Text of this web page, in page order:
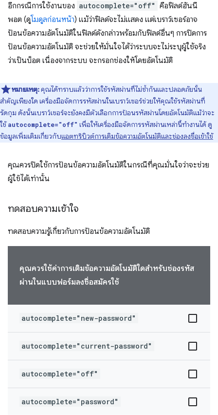
อีกกรณีการใช้งานของ autocomplete="off" คือฟิลด์ฮันนี
พอต (ดูโมดูลก่อนหน้า) แม้ว่าฟิลด์จะไม่แสดง แต่เบราว์เซอร์อาจ
ป้อนข้อความอัตโนมัติในฟิลด์ดังกล่าวพร้อมกับฟิลด์อื่นๆ การปิดการ
ป้อนข้อความอัตโนมัติ จะช่วยให้มั่นใจได้ว่าระบบจะไม่ระบุผู้ใช้จริง
ว่าเป็นบ็อต เนื่องจากระบบ จะกรอกช่องให้โดยอัตโนมัติ
หมายเหตุ:คุณได้ทราบแล้วว่าการใช้รหัสผ่านที่ไม่ซ้ำกันและปลอดภัยนั้น
สำคัญเพียงใด เครื่องมือจัดการรหัสผ่านในเบราว์เซอร์ช่วยให้คุณใช้รหัสผ่านที่
รัดกุม ดังนั้นเบราว์เซอร์จะยังคงมีตัวเลือกการป้อนรหัสผ่านโดยอัตโนมัติแม้ว่าจะ
ใช้autocomplete="off" เพื่อให้เครื่องมือจัดการรหัสผ่านเหล่านี้ทำงานได้ ดู
ข้อมูลเพิ่มเติมเกี่ยวกับแอตทริบิวต์การเติมข้อความอัตโนมัติและช่องลงชื่อเข้าใช้
คุณควรปิดใช้การป้อนข้อความอัตโนมัติในกรณีที่คุณมั่นใจว่าจะช่วย
ผู้ใช้ได้เท่านั้น
ทดสอบความเข้าใจ
ทดสอบความรู้เกี่ยวกับการป้อนข้อความอัตโนมัติ
คุณควรใช้ค่าการเติมข้อความอัตโนมัติใดสำหรับช่องรหัส
ผ่านในแบบฟอร์มลงชื่อสมัครใช้
autocomplete="new-password"
autocomplete="current-password"
autocomplete="off"
autocomplete="password"